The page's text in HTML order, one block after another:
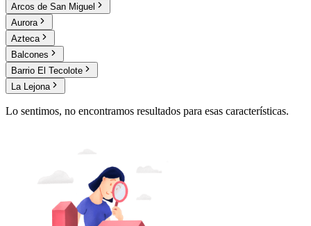
Arcos de San Miguel
Aurora
Azteca
Balcones
Barrio El Tecolote
La Lejona
Lo sentimos, no encontramos resultados para esas características.